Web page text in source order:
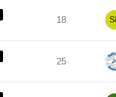
18
25